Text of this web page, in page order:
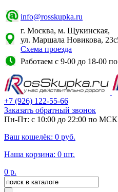
info@rosskupka.ru
г. Москва, м. Щукинская,
ул. Маршала Новикова,
Схема проезда
Работаем с 9-00 до 18-00
+7 (926) 122-55-66
Заказать обратный звонок
Пн-Пт: с 10:00 до 22:00 по МСК
Ваш кошелёк: 0 руб.
Наша корзина: 0 шт.
0 р.